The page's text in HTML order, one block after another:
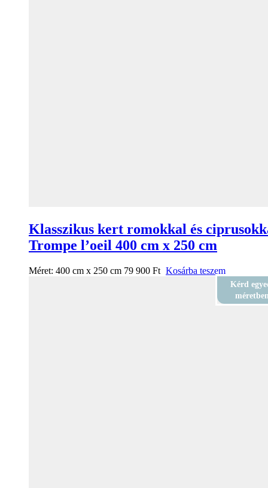
Klasszikus kert romokkal és
Trompe l’oeil 400 cm x 250 cm
Méret: 400 cm x 250 cm 79 900 Ft Kosárba teszem
Kérd